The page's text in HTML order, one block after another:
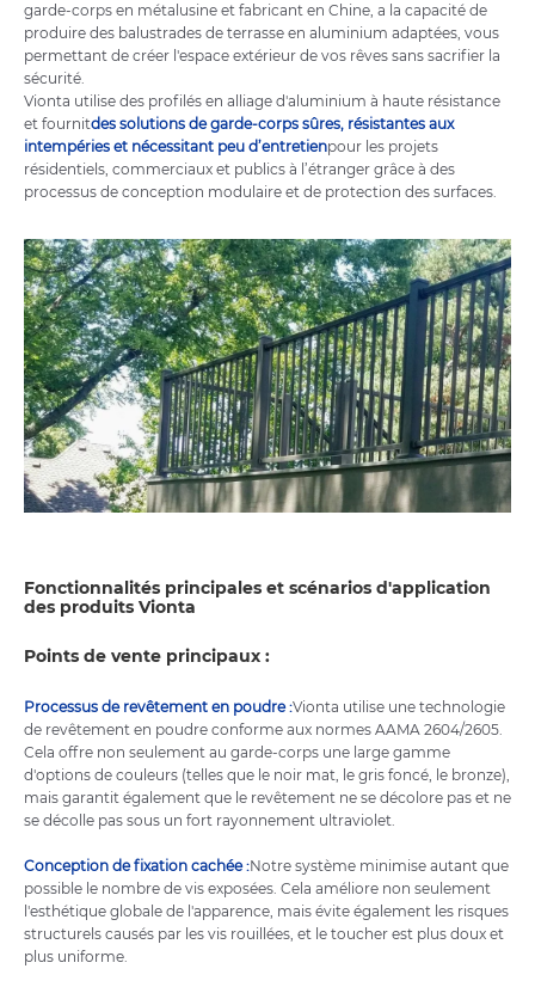
garde-corps en métal usine et fabricant en Chine, a la capacité de
produire des balustrades de terrasse en aluminium adaptées, vous
permettant de créer l'espace extérieur de vos rêves sans sacrifier la
sécurité.
Vionta utilise des profilés en alliage d'aluminium à haute résistance
et fournitdes solutions de garde-corps sûres, résistantes aux
intempéries et nécessitant peu d’entretienpour les projets
résidentiels, commerciaux et publics à l’étranger grâce à des
processus de conception modulaire et de protection des surfaces.
Fonctionnalités principales et scénarios d'application
des produits Vionta
Points de vente principaux :
Processus de revêtement en poudre :Vionta utilise une technologie
de revêtement en poudre conforme aux normes AAMA 2604/2605.
Cela offre non seulement au garde-corps une large gamme
d'options de couleurs (telles que le noir mat, le gris foncé, le bronze),
mais garantit également que le revêtement ne se décolore pas et ne
se décolle pas sous un fort rayonnement ultraviolet.
Conception de fixation cachée :Notre système minimise autant que
possible le nombre de vis exposées. Cela améliore non seulement
l'esthétique globale de l'apparence, mais évite également les risques
structurels causés par les vis rouillées, et le toucher est plus doux et
plus uniforme.